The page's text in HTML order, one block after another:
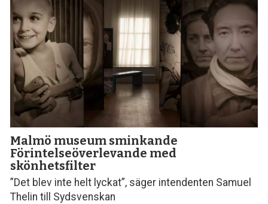
Malmö museum sminkande
Förintelseöverlevande med
skönhetsfilter
”Det blev inte helt lyckat”, säger intendenten Samuel
Thelin till Sydsvenskan